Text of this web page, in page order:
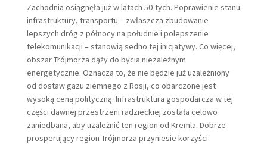
Zachodnia osiągnęła już w latach 50-tych. Poprawienie stanu
infrastruktury, transportu – zwłaszcza zbudowanie
lepszych dróg z północy na południe i polepszenie
telekomunikacji – stanowią sedno tej inicjatywy. Co więcej,
obszar Trójmorza dąży do bycia niezależnym
energetycznie. Oznacza to, że nie będzie już uzależniony
od dostaw gazu ziemnego z Rosji, co obarczone jest
wysoką ceną polityczną. Infrastruktura gospodarcza w tej
części dawnej przestrzeni radzieckiej została celowo
zaniedbana, aby uzależnić ten region od Kremla. Dobrze
prosperujący region Trójmorza przyniesie korzyści